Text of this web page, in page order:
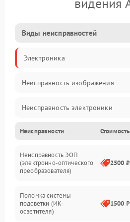
Виды неисправностей
Электроника
Неисправность изображения
Неисправность электроники
Механические повреждения
Неисправность управления
Оптика
Неисправности Стоимость
Неисправность ЭОП
(электронно-оптического
преобразователя)
2500 ₽
Поломка системы
подсветки (ИК-
осветителя)
1500 ₽